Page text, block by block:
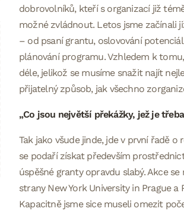
dobrovolníků, kteří s organizací již
možné zvládnout. Letos jsme začínali
– od psaní grantu, oslovování
plánování programu. Vzhledem k
déle, jelikož se musíme snažit najít
přijatelný způsob, jak všechno
„Co jsou největší překážky, jež je
Tak jako všude jinde, jde v první řadě
se podaří získat především
úspěšné granty opravdu slabý. Akce
strany New York University in Prague
Kapacitně jsme sice museli omezit